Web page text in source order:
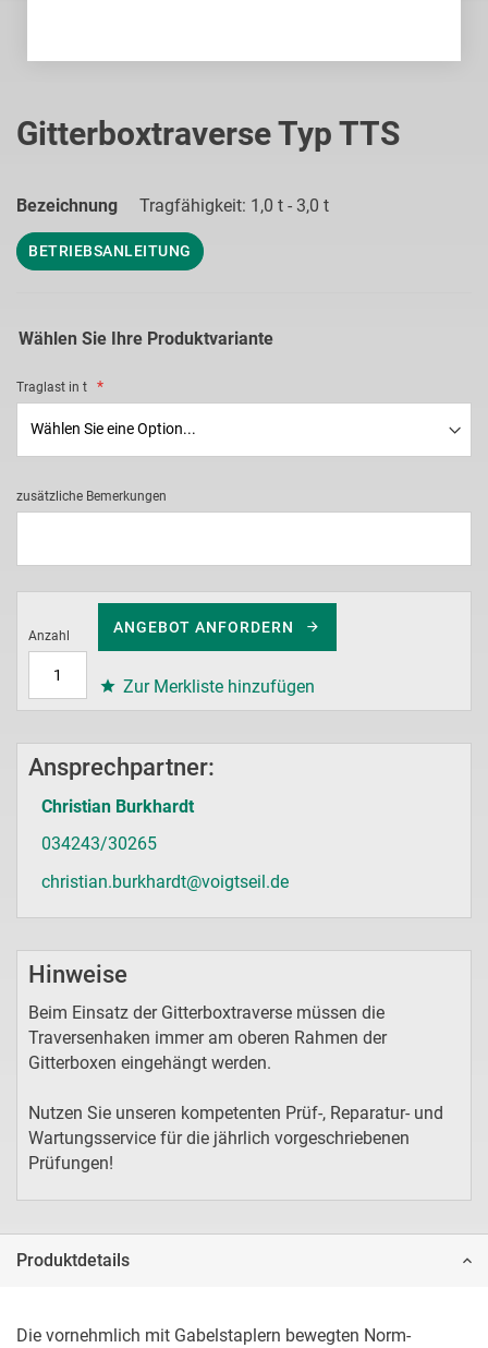
Gitterboxtraverse Typ TTS
Bezeichnung Tragfähigkeit: 1,0 t - 3,0 t
BETRIEBSANLEITUNG
Wählen Sie Ihre Produktvariante
Traglast in t
zusätzliche Bemerkungen
Anzahl
ANGEBOT ANFORDERN
Zur Merkliste hinzufügen
Ansprechpartner:
Christian Burkhardt
034243/30265
christian.burkhardt@voigtseil.de
Hinweise
Beim Einsatz der Gitterboxtraverse müssen die
Traversenhaken immer am oberen Rahmen der
Gitterboxen eingehängt werden.
Nutzen Sie unseren kompetenten Prüf-, Reparatur- und
Wartungsservice für die jährlich vorgeschriebenen
Prüfungen!
Anfang
der
springen
Produktdetails
Die vornehmlich mit Gabelstaplern bewegten Norm-